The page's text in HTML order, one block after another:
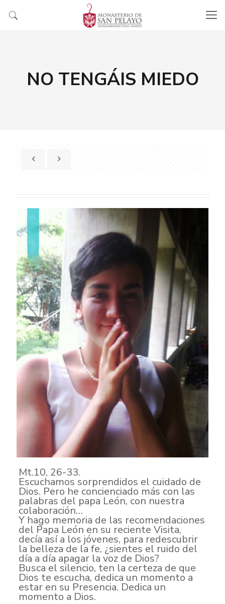
NO TENGÁIS MIEDO
Mt.10, 26-33.
Escuchamos sorprendidos el cuidado de
Dios. Pero he concienciado más con las
palabras del papa León, con nuestra
colaboración…
Y hago memoria de las recomendaciones
del Papa León en su reciente Visita,
decía así a los jóvenes, para redescubrir
la belleza de la fe, ¿sientes el ruido del
día a día apagar la voz de Dios?
Busca el silencio, ten la certeza de que
Dios te escucha, dedica un momento a
estar en su Presencia. Dedica un
momento a Dios.